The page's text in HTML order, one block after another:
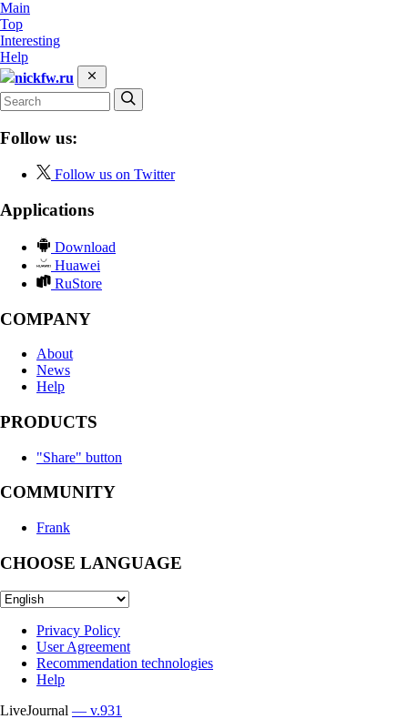
Main
Top
Interesting
Help
nickfw.ru
Follow us:
Follow us on Twitter
Applications
Download
Huawei
RuStore
COMPANY
About
News
Help
PRODUCTS
"Share" button
COMMUNITY
Frank
CHOOSE LANGUAGE
Privacy Policy
User Agreement
Recommendation technologies
Help
LiveJournal — v.931